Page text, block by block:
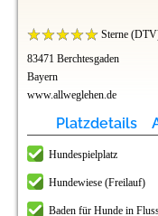
Sterne
83471 Berchtesgaden
Bayern
www.allweglehen.de
Platzdetails
Hundespielplatz
Hundewiese (Freilauf)
Baden für Hunde in